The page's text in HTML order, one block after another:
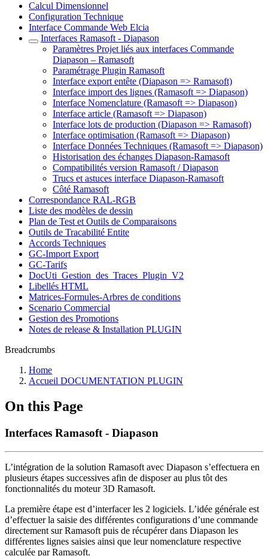
Calcul Dimensionnel
Configuration Technique
Interface Commande Web Elcia
Interfaces Ramasoft - Diapason
Paramètres Projet liés aux interfaces Commande
Diapason – Ramasoft
Paramétrage Plugin Ramasoft
Interface export entête (Diapason => Ramasoft)
Interface import des lignes (Ramasoft => Diapason)
Interface Nomenclature (Ramasoft => Diapason)
Interface article (Ramasoft => Diapason)
Interface lots de production (Diapason => Ramasoft)
Interface optimisation (Ramasoft => Diapason)
Interface Données Techniques (Ramasoft => Diapason)
Historisation des échanges Diapason-Ramasoft
Compatibilités version Ramasoft / Diapason
Trucs et astuces interface Diapason-Ramasoft
Côté Ramasoft
Correspondance RAL-RGB
Liste des modèles de dessin
Plan de Test et Outils de Comparaisons
Outils de Tracabilité Entite
Accords Techniques
GC-Import Export
GC-Tarifs
DocUti_Gestion_des_Traces_Plugin_V2
Libellés HTML
Matrices-Formules-Arbres de conditions
Scenario Commercial
Gestion des Promotions
Notes de release & Installation PLUGIN
Breadcrumbs
Home
Accueil DOCUMENTATION PLUGIN
On this Page
Interfaces Ramasoft - Diapason
L’intégration de la solution Ramasoft avec Diapason s’effectuera en
plusieurs étapes successives afin de disposer au plus tôt des
fonctionnalités du moteur 3D Ramasoft.
La première étape est d’interfacer les 2 logiciels. L’idée générale est
d’effectuer la saisie des différentes configurations d’une commande
directement sur Ramasoft puis de récupérer dans Diapason les
différentes lignes saisies ainsi que leur nomenclature respective
calculée par Ramasoft.